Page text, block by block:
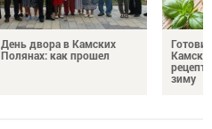
День двора в Камских
Полянах: как прошел
зиму